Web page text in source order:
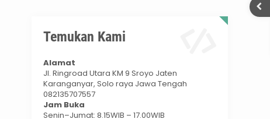
Temukan Kami
Alamat
Jl. Ringroad Utara KM 9 Sroyo Jaten
Karanganyar, Solo raya Jawa Tengah
082135707557
Jam Buka
Senin–Jumat: 8.15WIB – 17.00WIB